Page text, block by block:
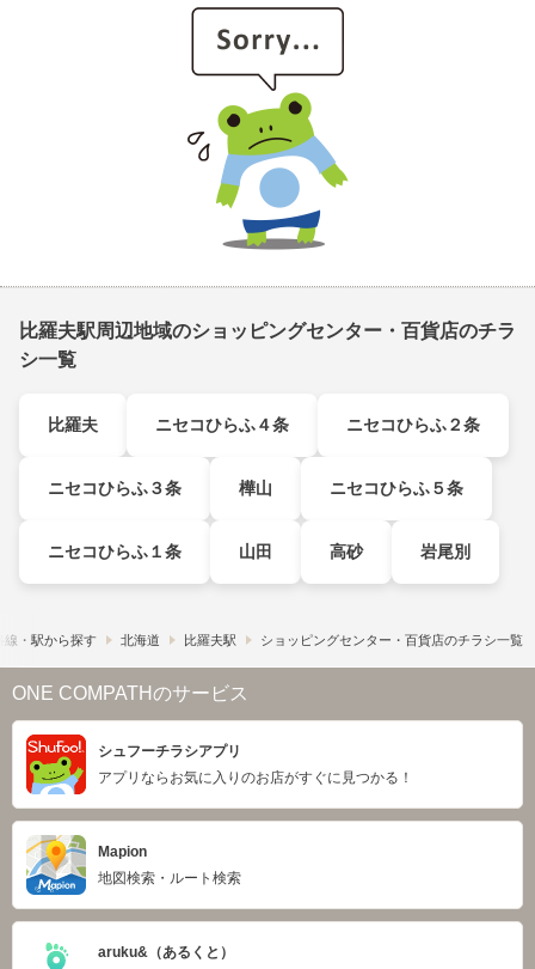
比羅夫駅周辺地域のショッピングセンター・百貨店のチラ
シ一覧
比羅夫 ニセコひらふ４条 ニセコひらふ２条
ニセコひらふ３条 樺山 ニセコひらふ５条
ニセコひらふ１条 山田 高砂 岩尾別
線・駅から探す 北海道 比羅夫駅 ショッピングセンター・百貨店のチラシ一覧
ONE COMPATHのサービス
シュフーチラシアプリ
アプリならお気に入りのお店がすぐに見つかる！
Mapion
地図検索・ルート検索
aruku&（あるくと）